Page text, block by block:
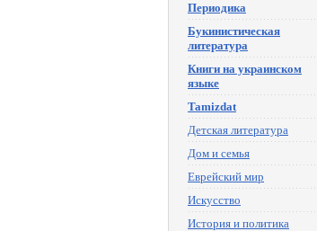
Периодика
Букинистическая
литература
Книги на украинском
языке
Tamizdat
Детская литература
Дом и семья
Еврейский мир
Искусство
История и политика